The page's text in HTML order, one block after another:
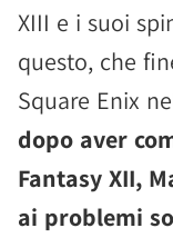
XIII e i suoi
questo, che
Square Enix
dopo aver
Fantasy XII,
ai problemi